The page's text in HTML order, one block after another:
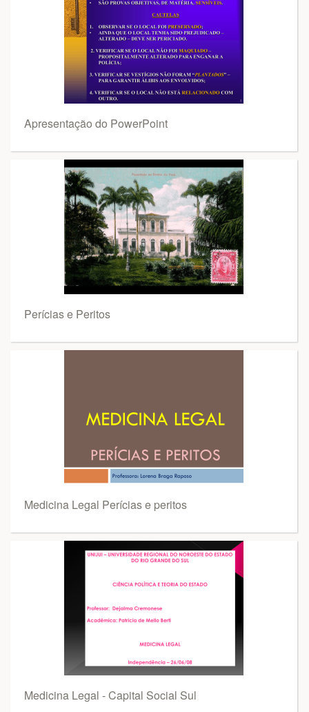
Apresentação do PowerPoint
Perícias e Peritos
Medicina Legal Perícias e peritos
Medicina Legal - Capital Social Sul